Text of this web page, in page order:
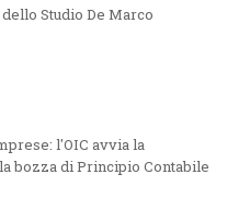
Studio De Marco
l'OIC avvia la
bozza di Principio Contabile